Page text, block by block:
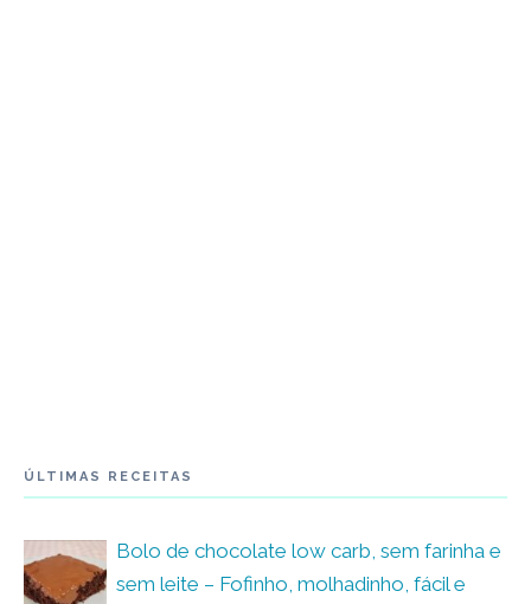
ÚLTIMAS RECEITAS
Bolo de chocolate low carb, sem farinha e
sem leite – Fofinho, molhadinho, fácil e